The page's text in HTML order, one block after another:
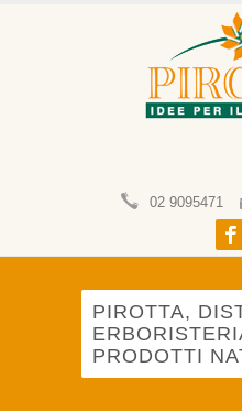
02 9095471
PIROTTA,
PRODOTTI